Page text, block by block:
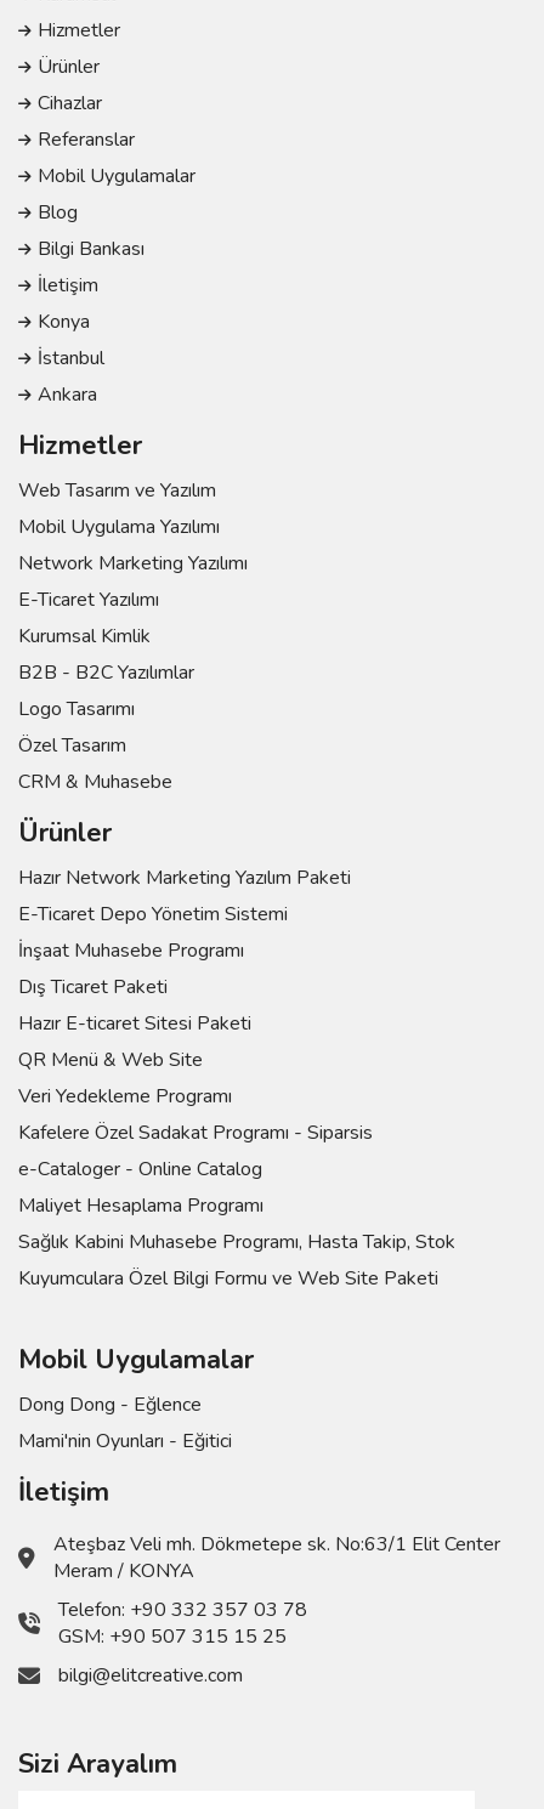
Hizmetler
Ürünler
Cihazlar
Referanslar
Mobil Uygulamalar
Blog
Bilgi Bankası
İletişim
Konya
İstanbul
Ankara
Hizmetler
Web Tasarım ve Yazılım
Mobil Uygulama Yazılımı
Network Marketing Yazılımı
E-Ticaret Yazılımı
Kurumsal Kimlik
B2B - B2C Yazılımlar
Logo Tasarımı
Özel Tasarım
CRM & Muhasebe
Ürünler
Hazır Network Marketing Yazılım Paketi
E-Ticaret Depo Yönetim Sistemi
İnşaat Muhasebe Programı
Dış Ticaret Paketi
Hazır E-ticaret Sitesi Paketi
QR Menü & Web Site
Veri Yedekleme Programı
Kafelere Özel Sadakat Programı - Siparsis
e-Cataloger - Online Catalog
Maliyet Hesaplama Programı
Sağlık Kabini Muhasebe Programı, Hasta Takip, Stok
Kuyumculara Özel Bilgi Formu ve Web Site Paketi
Mobil Uygulamalar
Dong Dong - Eğlence
Mami'nin Oyunları - Eğitici
İletişim
Ateşbaz Veli mh. Dökmetepe sk. No:63/1 Elit Center
Meram / KONYA
Telefon: +90 332 357 03 78
GSM: +90 507 315 15 25
bilgi@elitcreative.com
Sizi Arayalım